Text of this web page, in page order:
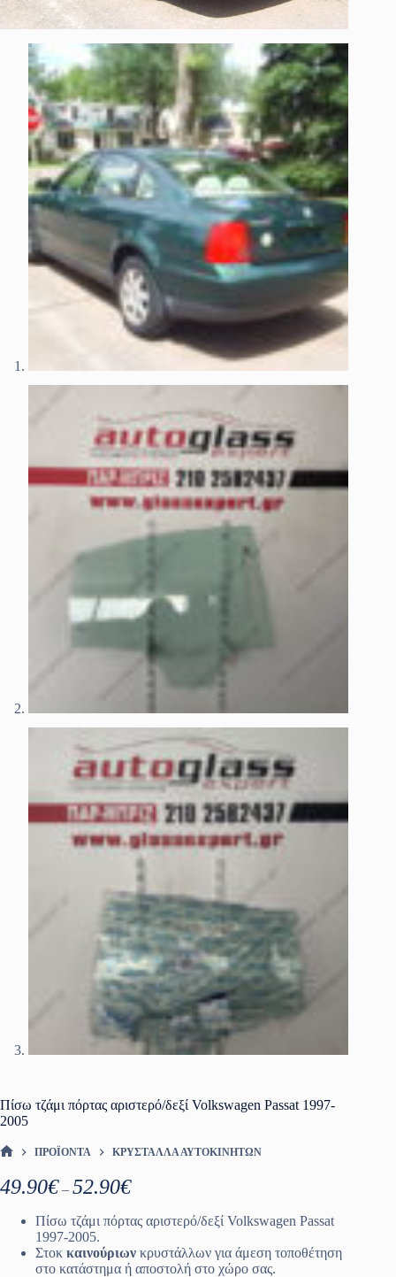
Πίσω τζάμι πόρτας αριστερό/δεξί Volkswagen Passat 1997-
2005
ΠΡΟΪΌΝΤΑ ΚΡΎΣΤΑΛΛΑ ΑΥΤΟΚΙΝΉΤΩΝ
49.90€ – 52.90€Price
through
Πίσω τζάμι πόρτας αριστερό/δεξί Volkswagen Passat
1997-2005.
Στοκ καινούριων κρυστάλλων για άμεση τοποθέτηση
στο κατάστημα ή αποστολή στο χώρο σας.